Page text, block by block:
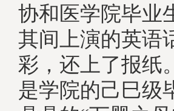
协和医学院毕业
其间上演的英语
彩，还上了报纸
是学院的己巳级